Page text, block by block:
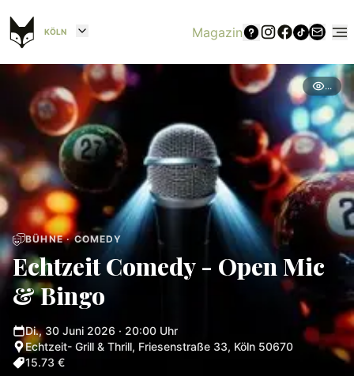
KÖLN Magazin
...
BÜHNE · COMEDY
Echtzeit Comedy - Open Mic
& Bingo
Di., 30 Juni 2026 · 20:00 Uhr
Echtzeit- Grill & Thrill, Friesenstraße 33, Köln 50670
15.73 €